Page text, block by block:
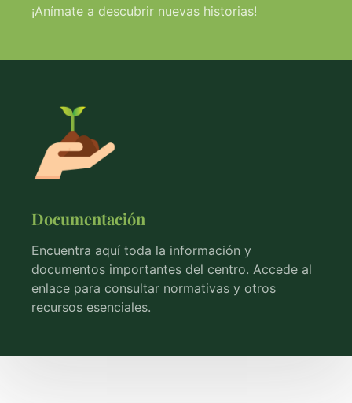
¡Anímate a descubrir nuevas historias!
Documentación
Encuentra aquí toda la información y
documentos importantes del centro. Accede al
enlace para consultar normativas y otros
recursos esenciales.